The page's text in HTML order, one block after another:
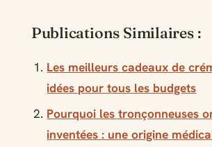
Publications Similaires :
Les meilleurs cadeaux de
idées pour tous les budgets
Pourquoi les tronçonneuses
inventées : une origine